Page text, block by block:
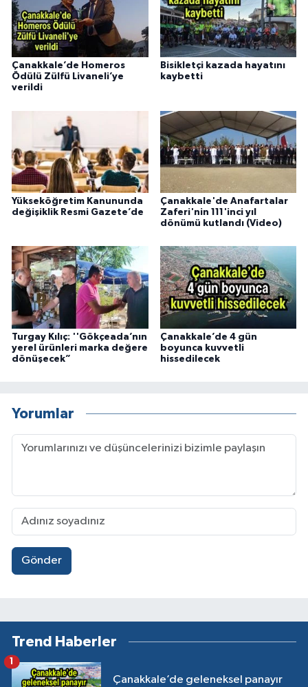
Çanakkale’de Homeros
Ödülü Zülfü Livaneli’ye
verildi
Bisikletçi kazada hayatını
kaybetti
Yükseköğretim Kanununda
değişiklik Resmi Gazete’de
Çanakkale'de Anafartalar
Zaferi'nin 111'inci yıl
dönümü kutlandı (Video)
Turgay Kılıç: ''Gökçeada’nın
yerel ürünleri marka değere
dönüşecek”
Çanakkale’de 4 gün
boyunca kuvvetli
hissedilecek
Yorumlar
Gönder
Trend Haberler
Çanakkale’de geleneksel panayır
1